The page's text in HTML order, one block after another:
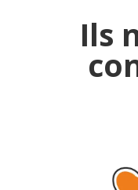
Ils